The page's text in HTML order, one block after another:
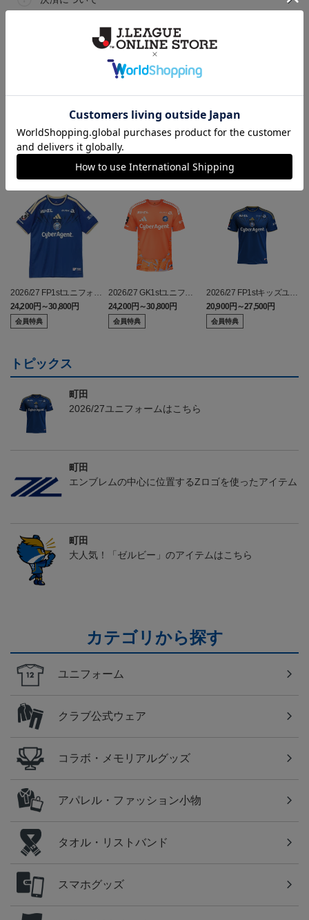
ヘルプページ
ランキング
2026/27 FP1stユニフォー
ム
24,200円～30,800円
会員特典
2026/27 GK1stユニフォ
ーム
24,200円～30,800円
会員特典
2026/27 FP1stキッズユニ
フォーム
20,900円～27,500円
会員特典
トピックス
町田
2026/27ユニフォームはこちら
町田
エンブレムの中心に位置するZロゴを使ったアイテム
町田
大人気！「ゼルビー」のアイテムはこちら
カテゴリから探す
ユニフォーム
クラブ公式ウェア
コラボ・メモリアルグッズ
アパレル・ファッション小物
タオル・リストバンド
スマホグッズ